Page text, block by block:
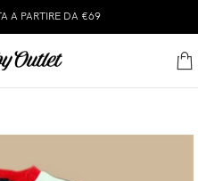
A PARTIRE DA €69